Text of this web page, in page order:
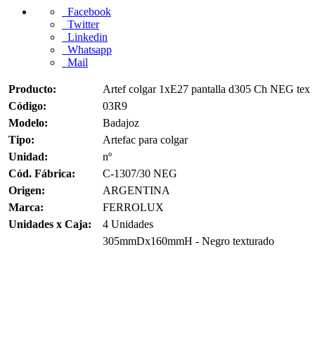
Facebook
Twitter
Linkedin
Whatsapp
Mail
Producto:
Artef colgar 1xE27 pantalla d305 Ch NEG tex
Código:
03R9
Modelo:
Badajoz
Tipo:
Artefac para colgar
Unidad:
nº
Cód. Fábrica:
C-1307/30 NEG
Origen:
ARGENTINA
Marca:
FERROLUX
Unidades x Caja:
4 Unidades
305mmDx160mmH - Negro texturado